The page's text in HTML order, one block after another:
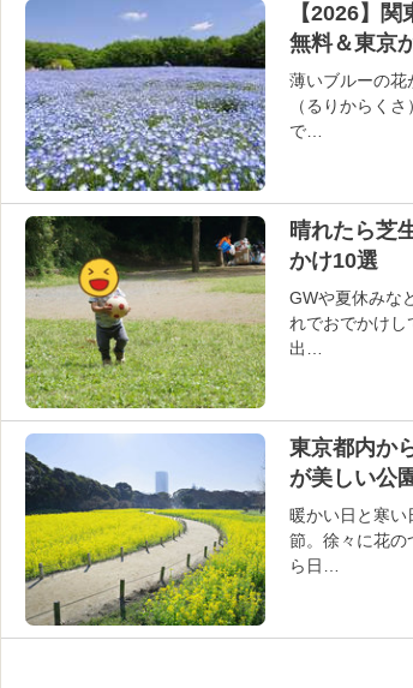
【2026】
無料＆東京
薄いブルーの花
（るりからく
で…
晴れたら芝
かけ10選
GWや夏休みな
れでおでかけし
出…
東京都内か
が美しい公
暖かい日と寒い
節。徐々に花の
ら日…